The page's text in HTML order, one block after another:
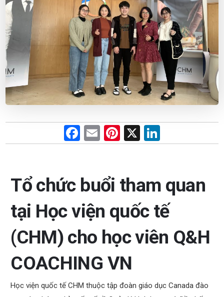
F
a
b
o
o
k
E
m
Pi
nt
es
t
X
n
dI
n
Tổ chức buổi tham quan
tại Học viện quốc tế
(CHM) cho học viên Q&H
COACHING VN
Học viện quốc tế CHM thuộc tập đoàn giáo dục Canada đào